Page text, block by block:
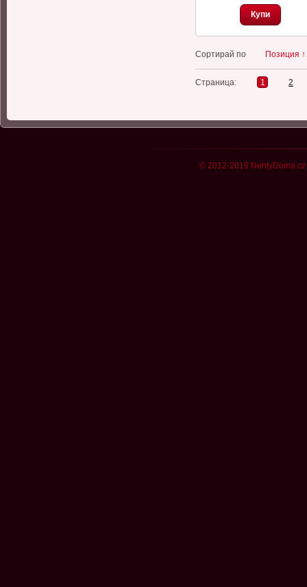
Купи
Сортирай по Позиция ↑
Страница: 1 2
© 2012-2019